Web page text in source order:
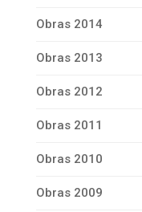
Obras 2014
Obras 2013
Obras 2012
Obras 2011
Obras 2010
Obras 2009